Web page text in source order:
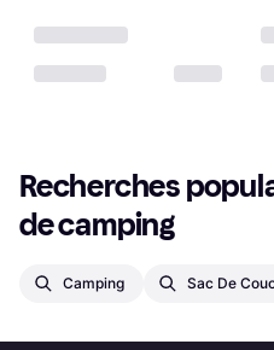
Recherches
de camping
Camping Sac De